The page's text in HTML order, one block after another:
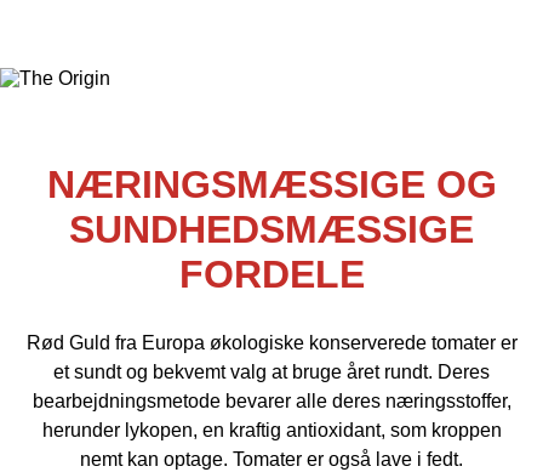
NÆRINGSMÆSSIGE OG
SUNDHEDSMÆSSIGE
FORDELE
Rød Guld fra Europa økologiske konserverede tomater er
et sundt og bekvemt valg at bruge året rundt. Deres
bearbejdningsmetode bevarer alle deres næringsstoffer,
herunder lykopen, en kraftig antioxidant, som kroppen
nemt kan optage. Tomater er også lave i fedt.